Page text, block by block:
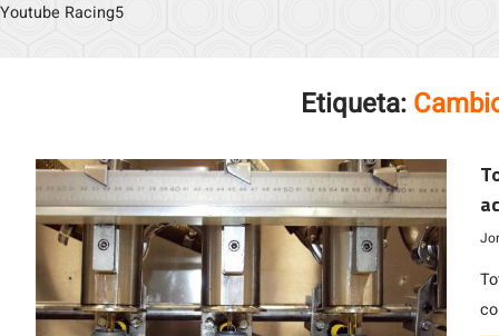
Youtube Racing5
Etiqueta: